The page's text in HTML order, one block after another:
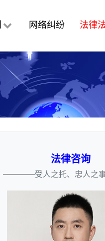
网络纠纷 法律
法律咨询
————受人之托、忠人